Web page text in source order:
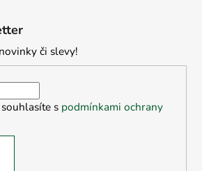
či slevy!
s podmínkami ochrany